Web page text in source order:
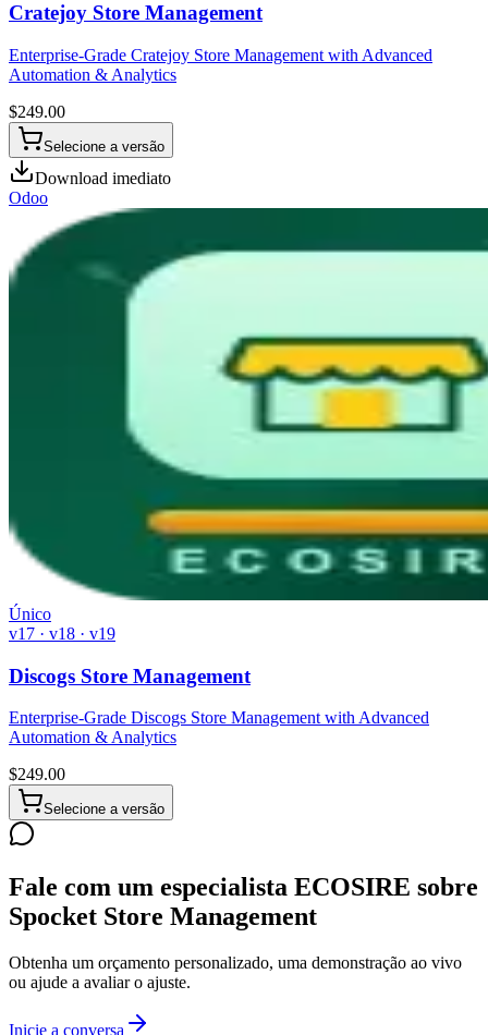
Cratejoy Store Management
Enterprise-Grade Cratejoy Store Management with Advanced
Automation & Analytics
$249.00
Selecione a versão
Download imediato
Odoo
Único
v17 · v18 · v19
Discogs Store Management
Enterprise-Grade Discogs Store Management with Advanced
Automation & Analytics
$249.00
Selecione a versão
Fale com um especialista ECOSIRE sobre
Spocket Store Management
Obtenha um orçamento personalizado, uma demonstração ao vivo
ou ajude a avaliar o ajuste.
Inicie a conversa